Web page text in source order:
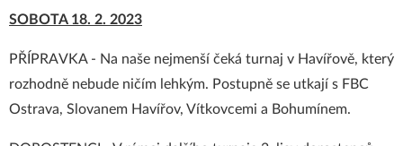
SOBOTA 18. 2. 2023
PŘÍPRAVKA - Na naše nejmenší čeká turnaj v Havířově, který
rozhodně nebude ničím lehkým. Postupně se utkají s FBC
Ostrava, Slovanem Havířov, Vítkovcemi a Bohumínem.